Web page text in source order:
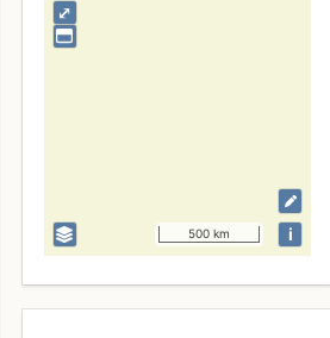
⤢
500 km i